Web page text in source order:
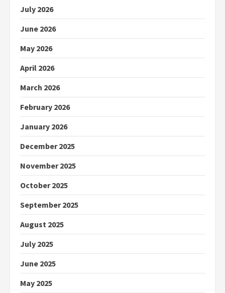
July 2026
June 2026
May 2026
April 2026
March 2026
February 2026
January 2026
December 2025
November 2025
October 2025
September 2025
August 2025
July 2025
June 2025
May 2025